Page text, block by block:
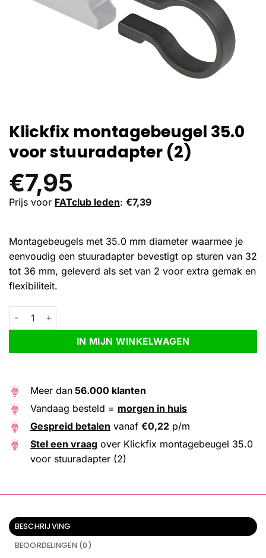
Klickfix montagebeugel 35.0
voor stuuradapter (2)
€7,95
Prijs voor FATclub leden: €7,39
Montagebeugels met 35.0 mm diameter waarmee je
eenvoudig een stuuradapter bevestigt op sturen van 32
tot 36 mm, geleverd als set van 2 voor extra gemak en
flexibiliteit.
Klickfix montagebeugel 35.0 voor stuuradapter (2) aantal
IN MIJN WINKELWAGEN
Alternative:
Meer dan 56.000 klanten
Vandaag besteld = morgen in huis
Gespreid betalen vanaf €0,22 p/m
Stel een vraag over Klickfix montagebeugel 35.0
voor stuuradapter (2)
BESCHRIJVING
BEOORDELINGEN (0)